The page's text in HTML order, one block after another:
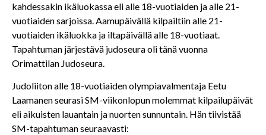
kahdessakin ikäluokassa eli alle 18-vuotiaiden ja alle 21-
vuotiaiden sarjoissa. Aamupäivällä kilpailtiin alle 21-
vuotiaiden ikäluokka ja iltapäivällä alle 18-vuotiaat.
Tapahtuman järjestävä judoseura oli tänä vuonna
Orimattilan Judoseura.
Judoliiton alle 18-vuotiaiden olympiavalmentaja Eetu
Laamanen seurasi SM-viikonlopun molemmat kilpailupäivät
eli aikuisten lauantain ja nuorten sunnuntain. Hän tiivistää
SM-tapahtuman seuraavasti: